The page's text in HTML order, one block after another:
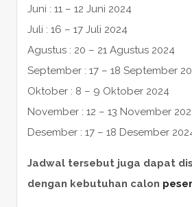
Juni : 11 – 12 Juni 2024
Juli : 16 – 17 Juli 2024
Agustus : 20 – 21 Agustus 2024
September : 17 – 18 September
Oktober : 8 – 9 Oktober 2024
November : 12 – 13 November
Desember : 17 – 18 Desember
Jadwal tersebut juga dapat
dengan kebutuhan calon